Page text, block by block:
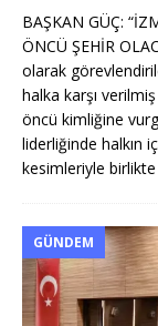
BAŞKAN GÜÇ:
ÖNCÜ ŞEHİR
olarak
halka karşı
öncü kimliğine
liderliğinde halkın
kesimleriyle
GÜNDEM